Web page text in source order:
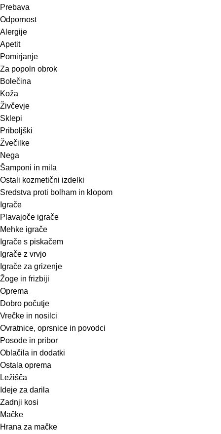
Prebava
Odpornost
Alergije
Apetit
Pomirjanje
Za popoln obrok
Bolečina
Koža
Živčevje
Sklepi
Priboljški
Žvečilke
Nega
Šamponi in mila
Ostali kozmetični izdelki
Sredstva proti bolham in klopom
Igrače
Plavajoče igrače
Mehke igrače
Igrače s piskačem
Igrače z vrvjo
Igrače za grizenje
Žoge in frizbiji
Oprema
Dobro počutje
Vrečke in nosilci
Ovratnice, oprsnice in povodci
Posode in pribor
Oblačila in dodatki
Ostala oprema
Ležišča
Ideje za darila
Zadnji kosi
Mačke
Hrana za mačke